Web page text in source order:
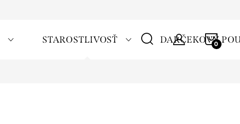
STAROSTLIVOSŤ DARČEKOVÝ